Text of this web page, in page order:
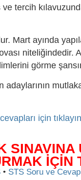
tercih
Mart ayında
niteliğindedir.
görme
için
SINAVINA
İÇİN
• STS Soru ve